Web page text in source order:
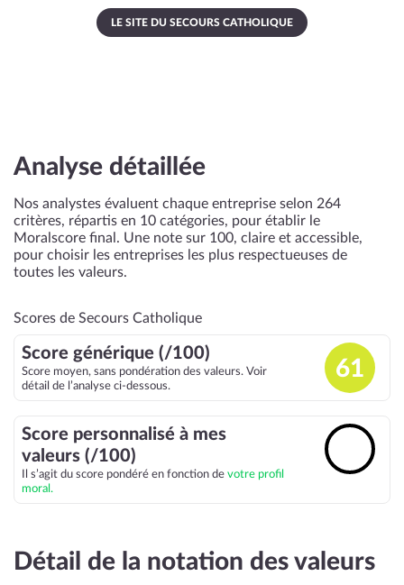
LE SITE DU SECOURS CATHOLIQUE
Analyse détaillée
Nos analystes évaluent chaque entreprise selon 264
critères, répartis en 10 catégories, pour établir le
Moralscore final. Une note sur 100, claire et accessible,
pour choisir les entreprises les plus respectueuses de
toutes les valeurs.
Scores de Secours Catholique
Score générique (/100)
Score moyen, sans pondération des valeurs. Voir
détail de l’analyse ci-dessous.
61
Score personnalisé à mes
valeurs (/100)
Il s’agit du score pondéré en fonction de votre profil
moral.
Détail de la notation des valeurs